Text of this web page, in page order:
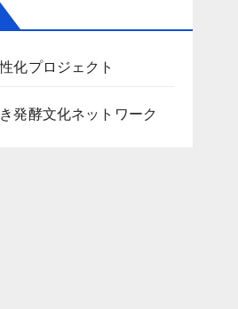
化プロジェクト
発酵文化ネットワーク